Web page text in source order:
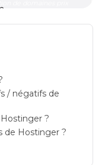
de domaines prix
/ négatifs de
?
de Hostinger ?